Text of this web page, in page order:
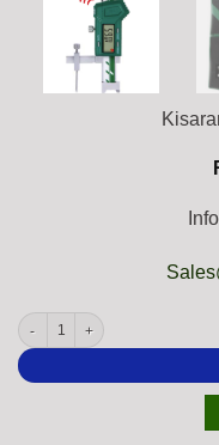
INSIZE 1146-20BWL Mini